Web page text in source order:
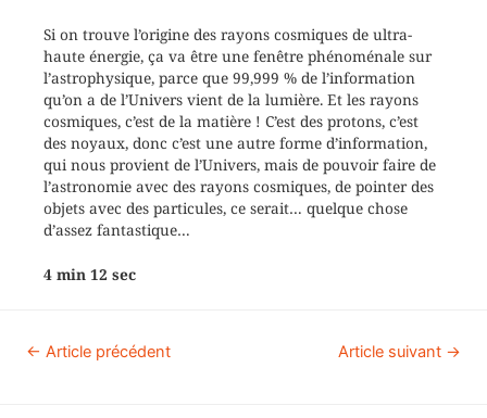
Si on trouve l’origine des rayons cosmiques de ultra-
haute énergie, ça va être une fenêtre phénoménale sur
l’astrophysique, parce que 99,999 % de l’information
qu’on a de l’Univers vient de la lumière. Et les rayons
cosmiques, c’est de la matière ! C’est des protons, c’est
des noyaux, donc c’est une autre forme d’information,
qui nous provient de l’Univers, mais de pouvoir faire de
l’astronomie avec des rayons cosmiques, de pointer des
objets avec des particules, ce serait… quelque chose
d’assez fantastique…
4 min 12 sec
← Article précédent Article suivant →